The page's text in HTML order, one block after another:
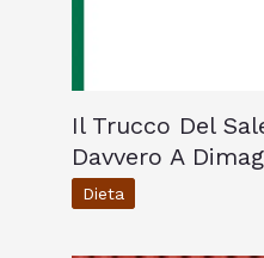
Il Trucco Del
Davvero A
Dieta